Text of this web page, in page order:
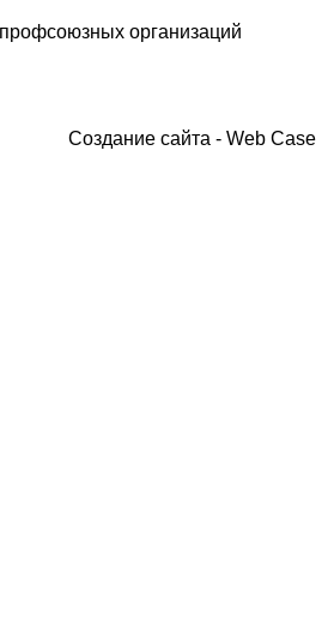
организаций
Создание сайта - Web Case